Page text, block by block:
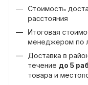
Стоимость
расстояния
Итоговая
менеджером по
Доставка в
течение до 5
товара и